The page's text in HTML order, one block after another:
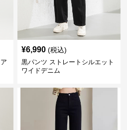
¥6,990 (税込)
黒パンツ ストレートシルエット
ワイドデニム